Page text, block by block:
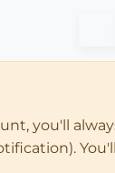
you'll